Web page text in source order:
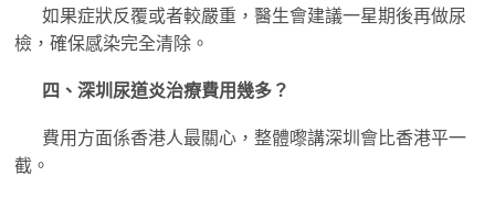
如果症狀反覆或者較嚴重，醫生會建議一星期後再做尿
檢，確保感染完全清除。
四、深圳尿道炎治療費用幾多？
費用方面係香港人最關心，整體嚟講深圳會比香港平一
截。